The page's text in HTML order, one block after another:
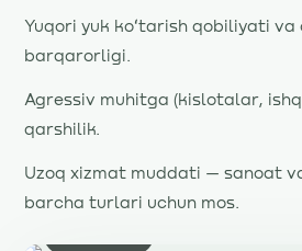
Yuqori yuk koʻtarish qobiliyati va
barqarorligi.
Agressiv muhitga (kislotalar,
qarshilik.
Uzoq xizmat muddati — sanoat
barcha turlari uchun mos.